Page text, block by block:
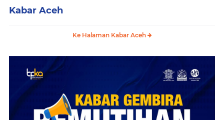
Kabar Aceh
Ke Halaman Kabar Aceh